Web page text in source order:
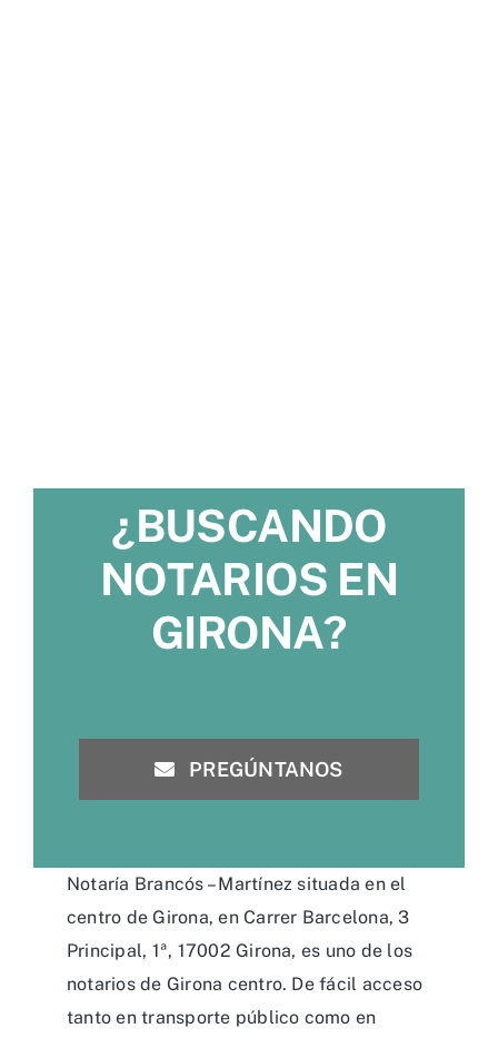
¿BUSCANDO
NOTARIOS EN
GIRONA?
PREGÚNTANOS
Notaría Brancós – Martínez situada en el
centro de Girona, en Carrer Barcelona, 3
Principal, 1ª, 17002 Girona, es uno de los
notarios de Girona centro. De fácil acceso
tanto en transporte público como en